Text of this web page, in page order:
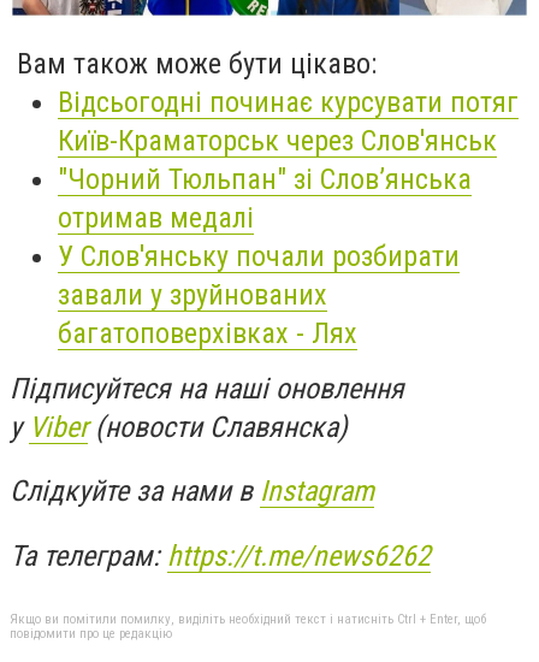
Вам також може бути цікаво:
Відсьогодні починає курсувати потяг
Київ-Краматорськ через Слов'янськ
"Чорний Тюльпан" зі Слов’янська
отримав медалі
У Слов'янську почали розбирати
завали у зруйнованих
багатоповерхівках - Лях
Підписуйтеся на наші оновлення
у Viber(новости Славянска)
Слідкуйте за нами в Instagram
Та телеграм:https://t.me/news6262
Якщо ви помітили помилку, виділіть необхідний текст і натисніть Ctrl + Enter, щоб
повідомити про це редакцію